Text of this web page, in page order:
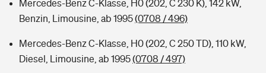
Mercedes-Benz C-Klasse, H0 (202, C 230 K), 142 kW,
Benzin, Limousine, ab 1995(0708 / 496)
Mercedes-Benz C-Klasse, H0 (202, C 250 TD), 110 kW,
Diesel, Limousine, ab 1995(0708 / 497)